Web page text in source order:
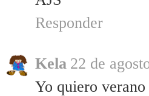
Responder
Kela 22 de
Yo quiero